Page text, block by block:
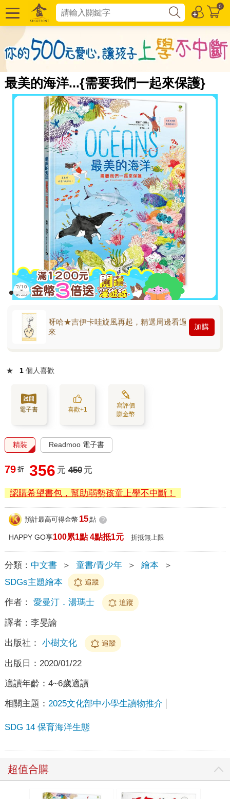
0
最美的海洋...{需要我們一起來保護}
呀哈★吉伊卡哇旋風再起，精選周邊看過
來
加購
★ 1 個人喜歡
電子書 喜歡+1
寫評價
賺金幣
精裝 Readmoo 電子書
79 折 356 元 450 元
認購希望書包，幫助弱勢孩童上學不中斷！
預計最高可得金幣 15點 ?
HAPPY GO享100累1點 4點抵1元 折抵無上限
分類： 中文書 ＞ 童書/青少年 ＞ 繪本
＞
SDGs主題繪本
追蹤
作者： 愛曼汀．湯瑪士 追蹤
譯者： 李旻諭
出版社： 小樹文化 追蹤
出版日： 2020/01/22
適讀年齡： 4~6歲適讀
相關主題： 2025文化部中小學生讀物推介
SDG 14 保育海洋生態
超值合購